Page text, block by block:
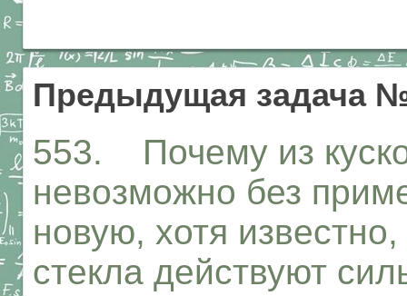
Предыдущая задача
553. Почему из
невозможно без
новую, хотя
стекла действуют